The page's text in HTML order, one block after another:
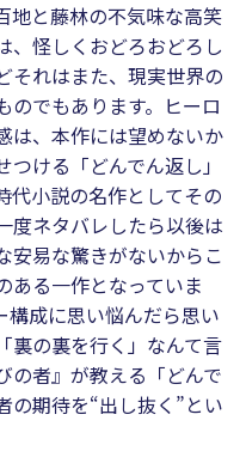
地と藤林の不気味な高笑
、怪しくおどろおどろし
それはまた、現実世界の
のでもあります。ヒーロ
は、本作には望めないか
ける「どんでん返し」
代小説の名作としてその
度ネタバレしたら以後は
安易な驚きがないからこ
ある一作となっていま
構成に思い悩んだら思い
裏の裏を行く」なんて言
の者』が教える「どんで
の期待を“出し抜く”とい